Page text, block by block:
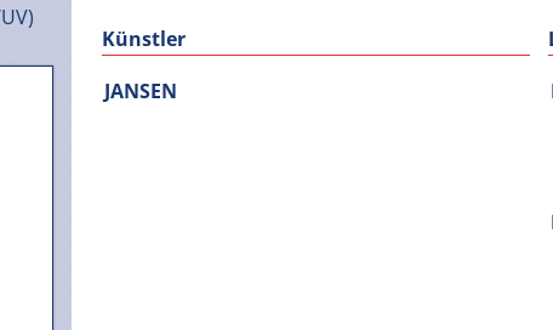
Künstler
JANSEN